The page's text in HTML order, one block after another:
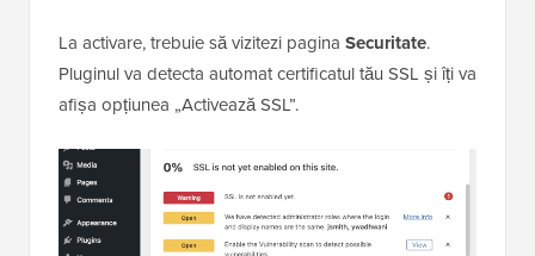
La activare, trebuie să vizitezi pagina Securitate.
Pluginul va detecta automat certificatul tău SSL și îți va
afișa opțiunea „Activează SSL”.